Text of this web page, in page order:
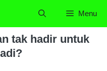
Menu
tak hadir untuk